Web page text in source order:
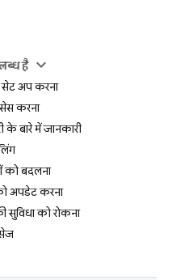
है
अप करना
करना
बारे में जानकारी
को बदलना
अपडेट करना
को रोकना